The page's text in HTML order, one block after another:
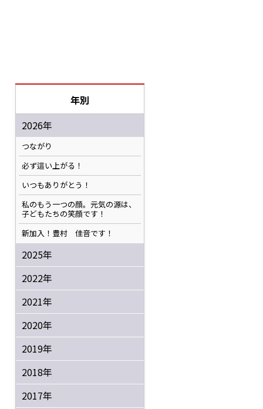
年別
2026年
つながり
必ず這い上がる！
いつもありがとう！
私のもう一つの顔。元気の源は、
子どもたちの笑顔です！
新加入！豊村 佳音です！
2025年
2022年
2021年
2020年
2019年
2018年
2017年